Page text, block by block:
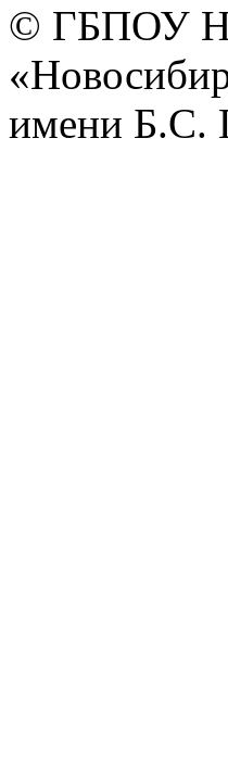
© ГБПОУ
имени Б.С.